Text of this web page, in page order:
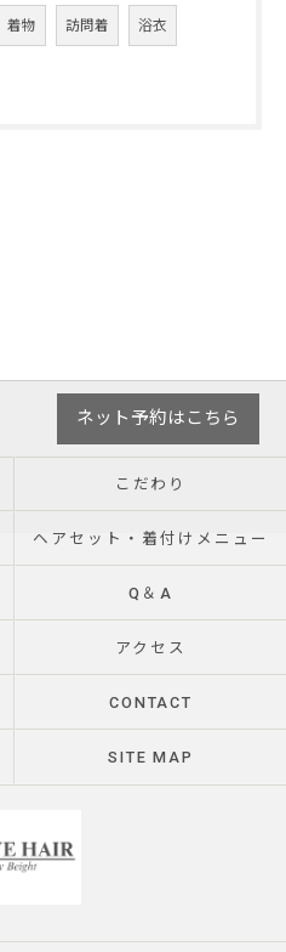
着物 訪問着 浴衣
ネット予約はこちら
こだわり
ヘアセット・着付けメニュー
Q＆A
アクセス
CONTACT
SITE MAP